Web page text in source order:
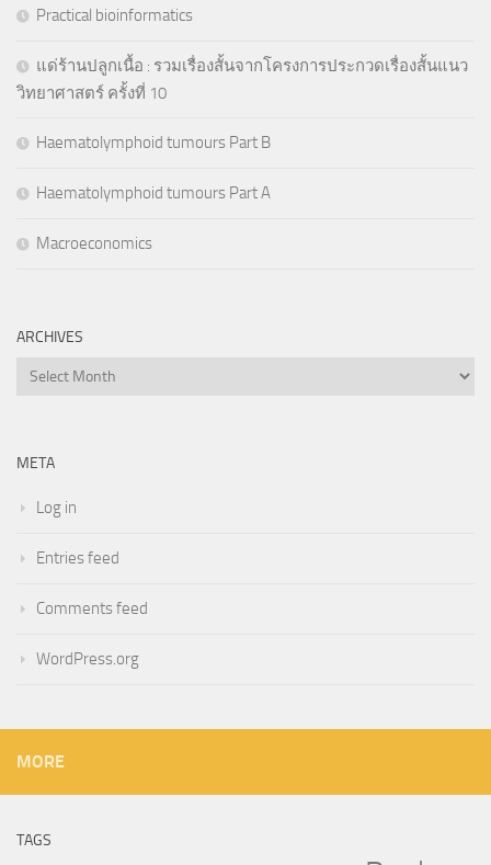
Practical bioinformatics
แด่ร้านปลูกเนื้อ : รวมเรื่องสั้นจากโครงการประกวดเรื่องสั้นแนว
วิทยาศาสตร์ ครั้งที่ 10
Haematolymphoid tumours Part B
Haematolymphoid tumours Part A
Macroeconomics
ARCHIVES
Archives
META
Log in
Entries feed
Comments feed
WordPress.org
MORE
TAGS